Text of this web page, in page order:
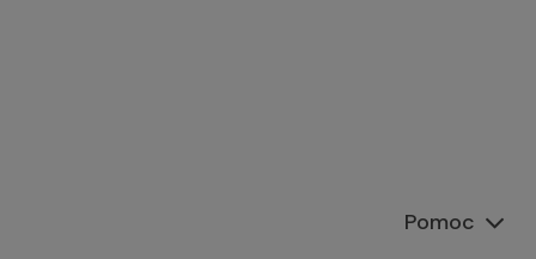
Pomoc